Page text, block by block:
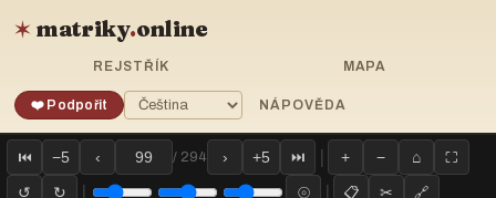
✶ matriky.online
REJSTŘÍK MAPA
❤️ Podpořit NÁPOVĚDA
⏮ −5 ‹ / 294 › +5 ⏭ + − ⌂ ⛶
↺ ↻ ⦾ 📋 ✂ 🔗